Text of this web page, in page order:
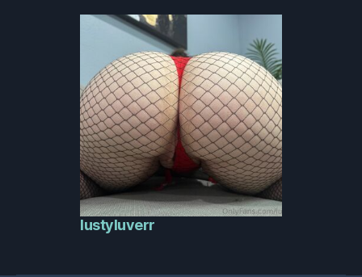
lustyluverr